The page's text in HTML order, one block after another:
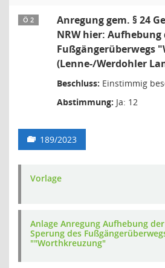
Ö 2
Anregung gem. § 24
NRW hier: Aufhebung
Fußgängerüberwegs
(Lenne-/Werdohler
Beschluss: Einstimmig
Abstimmung: Ja: 12
189/2023
Vorlage
Anlage Anregung Aufhebung der
Sperung des
""Worthkreuzung"